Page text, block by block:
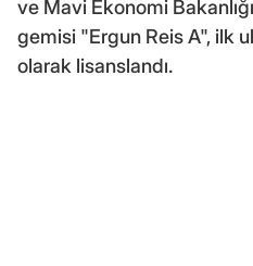
ve Mavi Ekonomi
gemisi "Ergun Reis A", ilk
olarak lisanslandı.